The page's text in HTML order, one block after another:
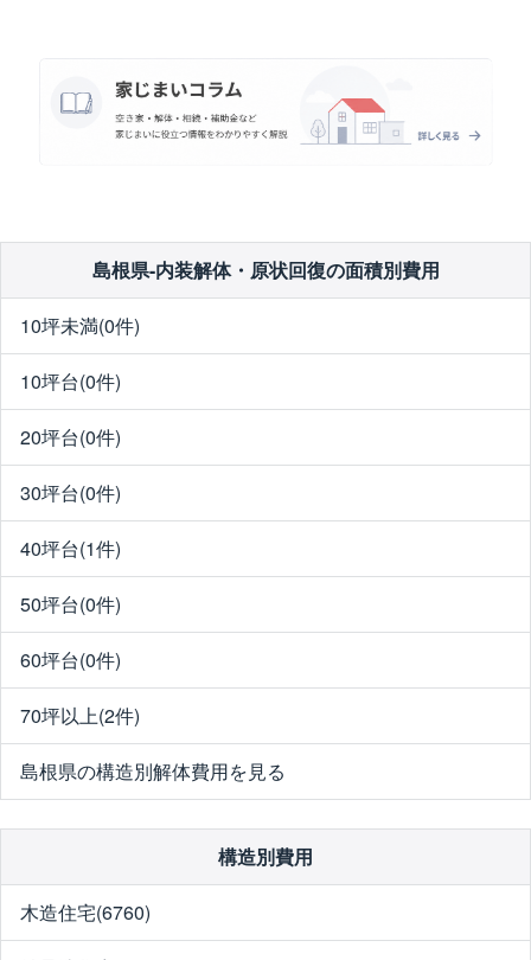
島根県-内装解体・原状回復の面積別費用
10坪未満(0件)
10坪台(0件)
20坪台(0件)
30坪台(0件)
40坪台(1件)
50坪台(0件)
60坪台(0件)
70坪以上(2件)
島根県の構造別解体費用を見る
構造別費用
木造住宅(6760)